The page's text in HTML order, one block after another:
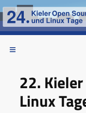
22.
Linux